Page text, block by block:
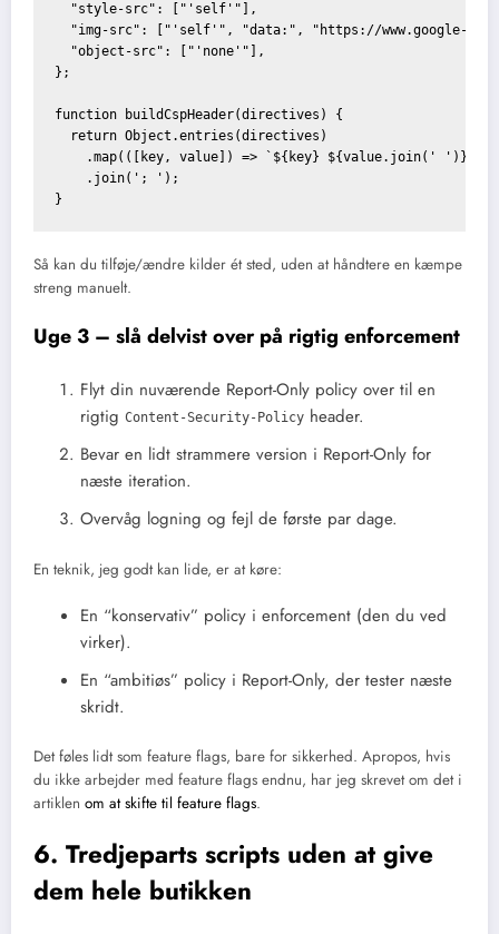
  "style-src": ["'self'"],
"img-src": ["'self'", "data:", "https://www.google-
  "object-src": ["'none'"],
};
function buildCspHeader(directives) {
  return Object.entries(directives)
    .map(([key, value]) => `${key} ${value.join(' ')}`)
    .join('; ');
Så kan du tilføje/ændre kilder ét sted, uden at håndtere en kæmpe
streng manuelt.
Uge 3 – slå delvist over på rigtig enforcement
Flyt din nuværende Report-Only policy over til en
rigtig Content-Security-Policy header.
Bevar en lidt strammere version i Report-Only for
næste iteration.
Overvåg logning og fejl de første par dage.
En teknik, jeg godt kan lide, er at køre:
En “konservativ” policy i enforcement (den du ved
virker).
En “ambitiøs” policy i Report-Only, der tester næste
skridt.
Det føles lidt som feature flags, bare for sikkerhed. Apropos, hvis
du ikke arbejder med feature flags endnu, har jeg skrevet om det i
artiklen om at skifte til feature flags.
6. Tredjeparts scripts uden at give
dem hele butikken